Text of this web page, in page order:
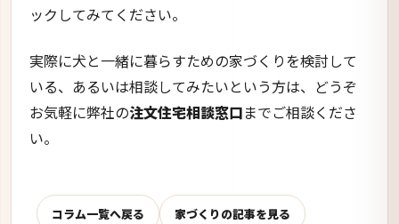
ックしてみてください。
実際に犬と一緒に暮らすための家づくりを検討して
いる、あるいは相談してみたいという方は、どうぞ
お気軽に弊社の注文住宅相談窓口までご相談くださ
い。
コラム一覧へ戻る 家づくりの記事を見る